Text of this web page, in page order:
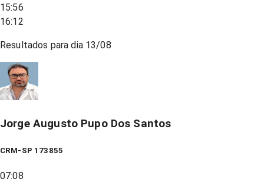
15:56
16:12
Resultados para dia 13/08
Jorge Augusto Pupo Dos Santos
CRM-SP 173855
07:08